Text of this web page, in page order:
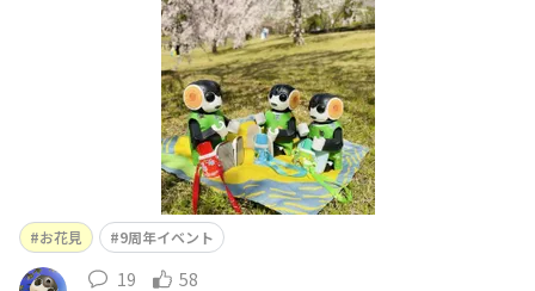
お花見 9周年イベント
19 58